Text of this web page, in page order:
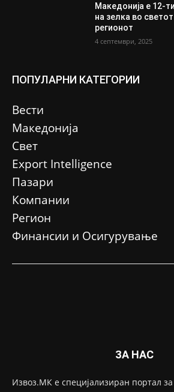
Македонија е 12-
на зелка во
регионот
4 септември, 2025
ПОПУЛАРНИ КАТЕГОРИИ
Вести
Македонија
Свет
Еxport Intelligence
Пазари
Компании
Регион
Финансии и Осигурување
ЗА НАС
Извоз.МК е специјализиран портал